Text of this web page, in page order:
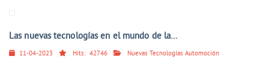
Las nuevas tecnologías en el mundo de la...
11-04-2023 Hits: 42746 Nuevas Tecnologías Automoción